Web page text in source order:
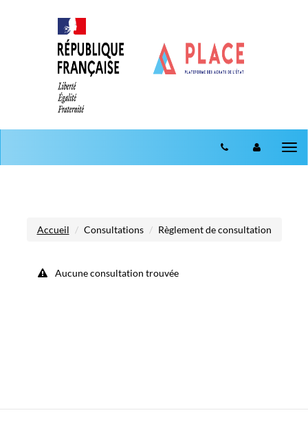
Accueil Consultations Règlement de consultation
Aucune consultation trouvée